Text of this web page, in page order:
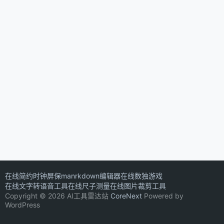
在线简约时钟屏保manrkdown编辑器在线数独游戏
在线文字转语音工具在线尺子测量在线图片裁剪工具
Copyright © 2026 AI工具雷达站 CoreNext Powered by
WordPress